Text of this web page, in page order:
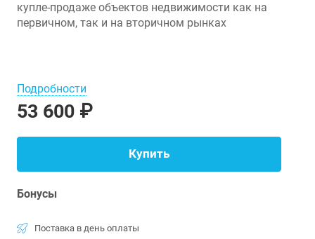
купле-продаже объектов недвижимости как на
первичном, так и на вторичном рынках
Подробности
53 600 ₽
Купить
Бонусы
Поставка в день оплаты